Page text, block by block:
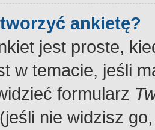
ankietę?
jest proste,
w temacie, jeśli
formularz
nie widzisz